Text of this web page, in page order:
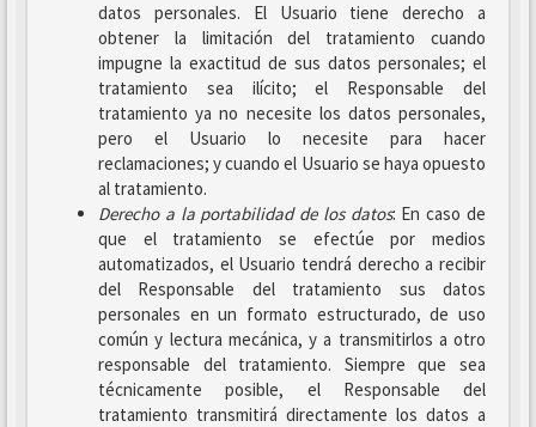
datos personales. El Usuario tiene derecho a
obtener la limitación del tratamiento cuando
impugne la exactitud de sus datos personales; el
tratamiento sea ilícito; el Responsable del
tratamiento ya no necesite los datos personales,
pero el Usuario lo necesite para hacer
reclamaciones; y cuando el Usuario se haya opuesto
al tratamiento.
Derecho a la portabilidad de los datos: En caso de
que el tratamiento se efectúe por medios
automatizados, el Usuario tendrá derecho a recibir
del Responsable del tratamiento sus datos
personales en un formato estructurado, de uso
común y lectura mecánica, y a transmitirlos a otro
responsable del tratamiento. Siempre que sea
técnicamente posible, el Responsable del
tratamiento transmitirá directamente los datos a